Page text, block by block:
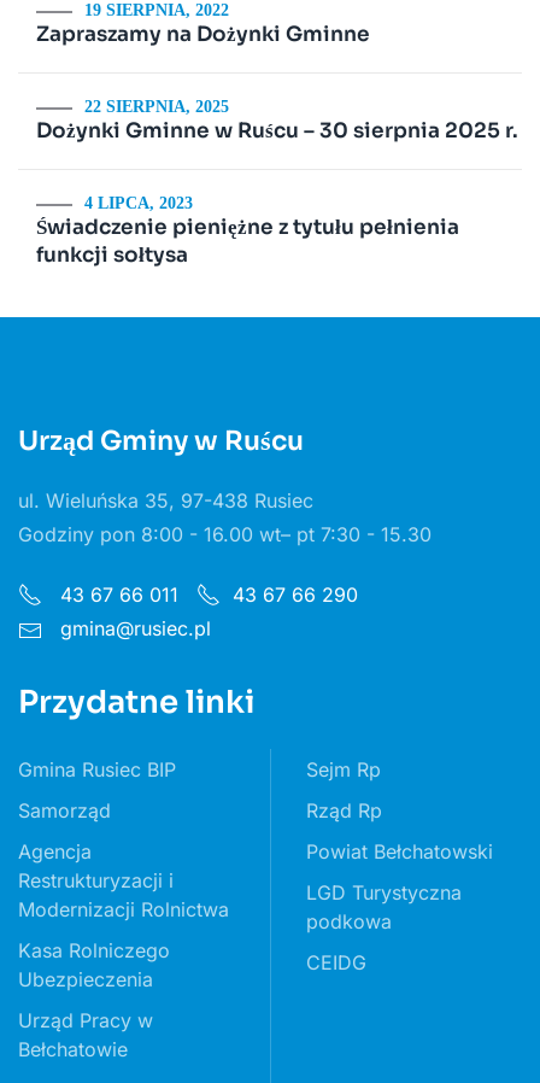
19 SIERPNIA, 2022
Zapraszamy na Dożynki Gminne
22 SIERPNIA, 2025
Dożynki Gminne w Ruścu – 30 sierpnia 2025 r.
4 LIPCA, 2023
Świadczenie pieniężne z tytułu pełnienia
funkcji sołtysa
Urząd Gminy w Ruścu
ul. Wieluńska 35, 97-438 Rusiec
Godziny pon 8:00 - 16.00 wt– pt 7:30 - 15.30
43 67 66 011
43 67 66 290
gmina@rusiec.pl
Przydatne linki
Gmina Rusiec BIP
Samorząd
Agencja
Restrukturyzacji i
Modernizacji Rolnictwa
Kasa Rolniczego
Ubezpieczenia
Urząd Pracy w
Bełchatowie
Sejm Rp
Rząd Rp
Powiat Bełchatowski
LGD Turystyczna
podkowa
CEIDG